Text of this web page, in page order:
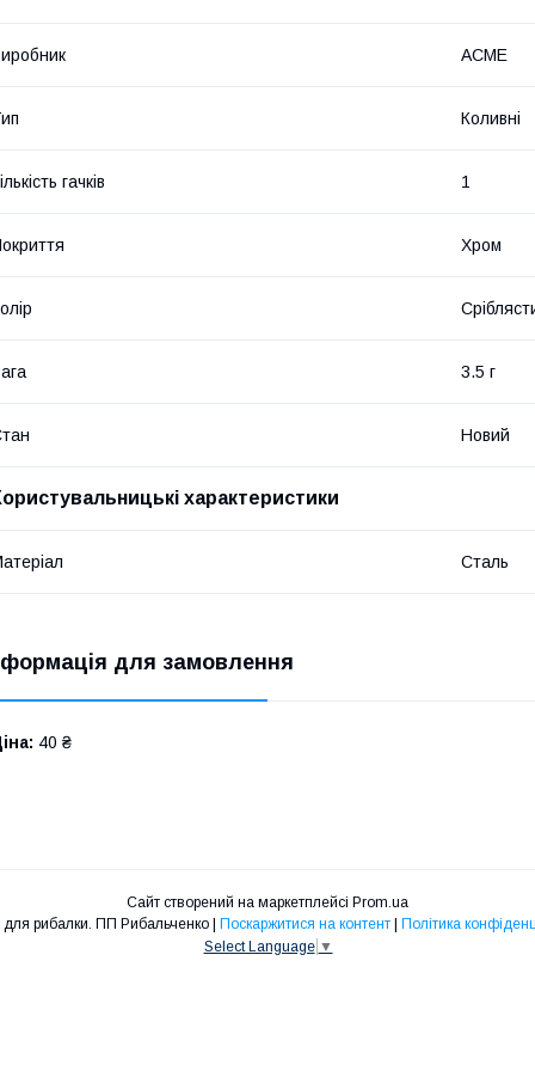
ACME
Коливні
гачків 1
Хром
3.5 г
Новий
характеристики
Сталь
для замовлення
40 ₴
Сайт створений на маркетплейсі Prom.ua
Товари для рибалки. ПП Рибальченко | Поскаржитися на контент | Політика
Select Language ▼